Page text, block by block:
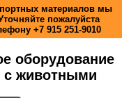
материалов мы
пожалуйста
+7 915 251-9010
оборудование
с животными